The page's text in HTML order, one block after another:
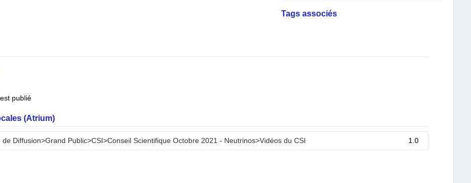
Tags associés
publié
(Atrium)
de Diffusion>Grand Public>CSI>Conseil Scientifique Octobre 2021 - Neutrinos>Vidéos du CSI 1.0